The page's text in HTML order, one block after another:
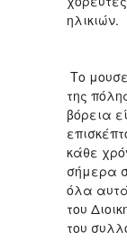
ηλικιών.
Το
της
βόρεια
κάθε
σήμερα
όλα
του
του